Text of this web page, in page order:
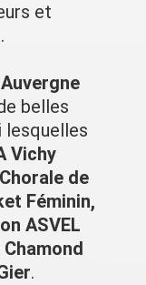
et
belles
lesquelles
Vichy
de
Féminin,
ASVEL
.